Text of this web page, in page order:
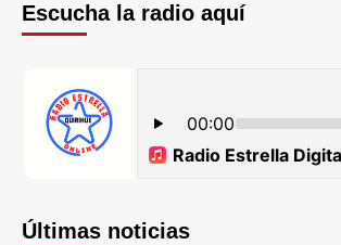
Escucha la radio aquí
Últimas noticias